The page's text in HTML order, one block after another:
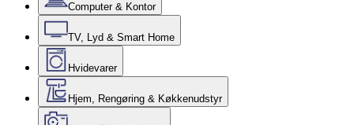
Computer & Kontor
TV, Lyd & Smart Home
Hvidevarer
Hjem, Rengøring & Køkkenudstyr